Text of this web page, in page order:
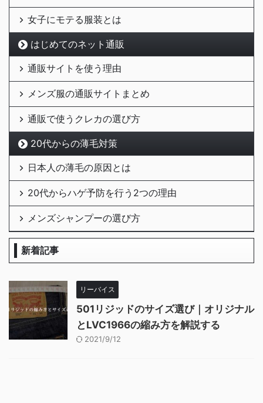
女子にモテる服装とは
はじめてのネット通販
通販サイトを使う理由
メンズ服の通販サイトまとめ
通販で使うクレカの選び方
20代からの薄毛対策
日本人の薄毛の原因とは
20代からハゲ予防を行う2つの理由
メンズシャンプーの選び方
新着記事
リーバイス
501リジッドのサイズ選び｜オリジナル
とLVC1966の縮み方を解説する
2021/9/12